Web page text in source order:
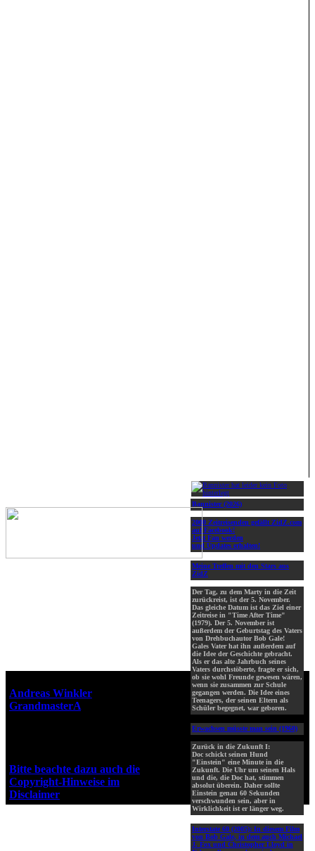
Bannister (2026)
2000 Zeitreisenden gefällt ZidZ.com
auf Facebook!
Jetzt Fan werden
und Updates erhalten!
Meine Treffen mit den Stars aus
ZidZ
Der Tag, zu dem Marty in die Zeit
zurückreist, ist der 5. November.
Das gleiche Datum ist das Ziel einer
Zeitreise in "Time After Time"
(1979). Der 5. November ist
außerdem der Geburtstag des Vaters
von Drehbuchautor Bob Gale!
Gales Vater hat ihn außerdem auf
die Idee der Geschichte gebracht.
Als er das alte Jahrbuch seines
Vaters durchstöberte, fragte er sich,
ob sie wohl Freunde gewesen wären,
wenn sie zusammen zur Schule
gegangen werden. Die Idee eines
Teenagers, der seinen Eltern als
Schüler begegnet, war geboren.
Erwachsen müsste man sein (1960)
Zurück in die Zukunft I:
Doc schickt seinen Hund
"Einstein" eine Minute in die
Zukunft. Die Uhr um seinen Hals
und die, die Doc hat, stimmen
absolut überein. Daher sollte
Einstein genau 60 Sekunden
verschwunden sein, aber in
Wirklichkeit ist er länger weg.
Interstate 60 (2005): In diesem Film
von Bob Gale, in dem auch Michael
J. Fox und Christopher Lloyd in
Andreas Winkler
GrandmasterA
Bitte beachte dazu auch die
Copyright-Hinweise im
Disclaimer